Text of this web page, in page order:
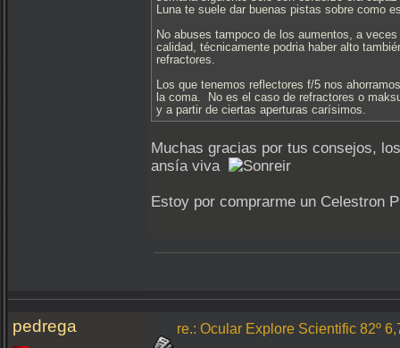
Luna te suele dar buenas pistas sobre como
No abuses tampoco de los aumentos, a
calidad, técnicamente podria haber alto
refractores.
Los que tenemos reflectores f/5 nos
la coma. No es el caso de refractores o
y a partir de ciertas aperturas carísimos.
Muchas gracias por tus consejos,
ansía viva
Estoy por comprarme un Celestron
pedrega re.: Ocular Explore Scientific 82º